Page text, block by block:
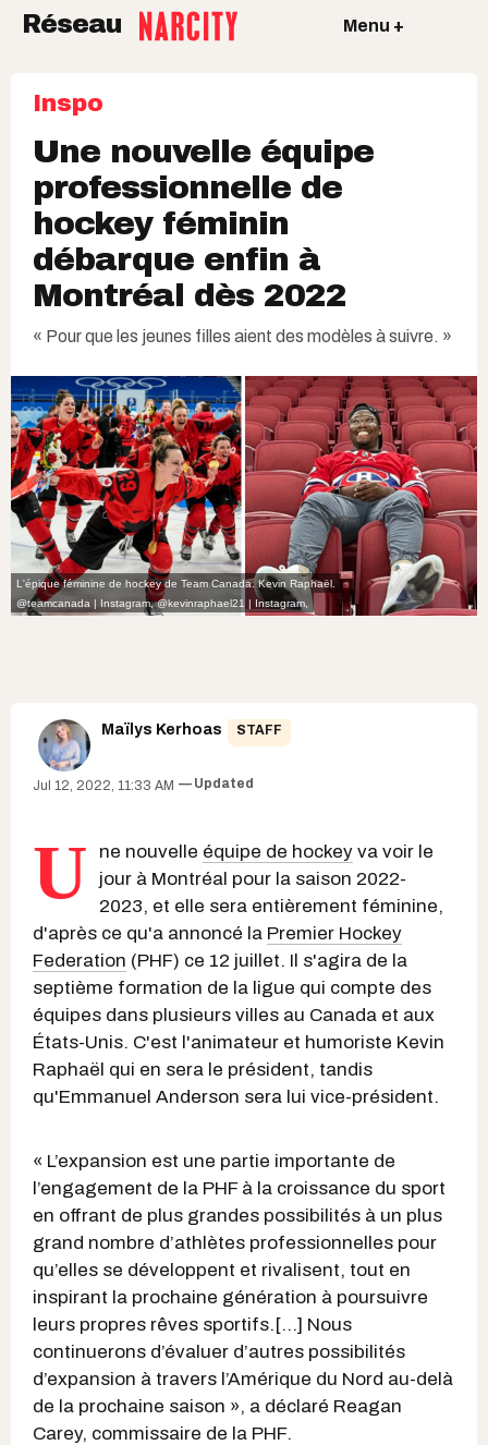
Réseau Menu +
Inspo
Une nouvelle équipe
professionnelle de
hockey féminin
débarque enfin à
Montréal dès 2022
« Pour que les jeunes filles aient des modèles à suivre. »
L'épique féminine de hockey de Team Canada. Kevin Raphaël.
@teamcanada | Instagram,@kevinraphael21 | Instagram
Maïlys Kerhoas STAFF
Jul 12, 2022, 11:33 AM Updated
U ne nouvelle équipe de hockey va voir le
jour à Montréal pour la saison 2022-
2023, et elle sera entièrement féminine,
d'après ce qu'a annoncé la Premier Hockey
Federation (PHF) ce 12 juillet. Il s'agira de la
septième formation de la ligue qui compte des
équipes dans plusieurs villes au Canada et aux
États-Unis. C'est l'animateur et humoriste Kevin
Raphaël qui en sera le président, tandis
qu'Emmanuel Anderson sera lui vice-président.
« L’expansion est une partie importante de
l’engagement de la PHF à la croissance du sport
en offrant de plus grandes possibilités à un plus
grand nombre d’athlètes professionnelles pour
qu’elles se développent et rivalisent, tout en
inspirant la prochaine génération à poursuivre
leurs propres rêves sportifs.[...] Nous
continuerons d’évaluer d’autres possibilités
d’expansion à travers l’Amérique du Nord au-delà
de la prochaine saison », a déclaré Reagan
Carey, commissaire de la PHF.